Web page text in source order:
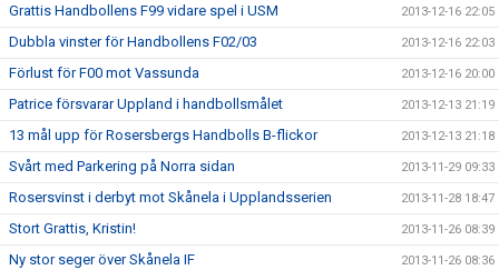
Grattis Handbollens F99 vidare spel i USM 2013-12-16 22:05
Dubbla vinster för Handbollens F02/03 2013-12-16 22:03
Förlust för F00 mot Vassunda 2013-12-16 20:00
Patrice försvarar Uppland i handbollsmålet 2013-12-13 21:19
13 mål upp för Rosersbergs Handbolls B-flickor 2013-12-13 21:18
Svårt med Parkering på Norra sidan 2013-11-29 09:33
Rosersvinst i derbyt mot Skånela i Upplandsserien 2013-11-28 18:47
Stort Grattis, Kristin! 2013-11-26 08:39
Ny stor seger över Skånela IF 2013-11-26 08:36